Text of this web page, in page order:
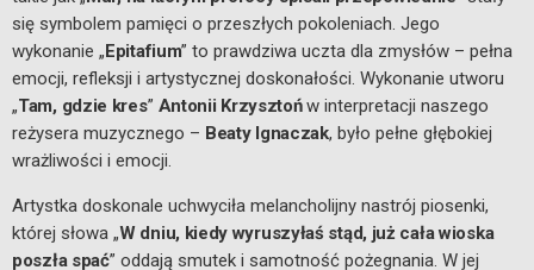
się symbolem pamięci o przeszłych pokoleniach. Jego
wykonanie „Epitafium” to prawdziwa uczta dla zmysłów – pełna
emocji, refleksji i artystycznej doskonałości. Wykonanie utworu
„Tam, gdzie kres” Antonii Krzysztońw interpretacji naszego
reżysera muzycznego – Beaty Ignaczak, było pełne głębokiej
wrażliwości i emocji.
Artystka doskonale uchwyciła melancholijny nastrój piosenki,
której słowa „W dniu, kiedy wyruszyłaś stąd, już cała wioska
poszła spać” oddają smutek i samotność pożegnania. W jej